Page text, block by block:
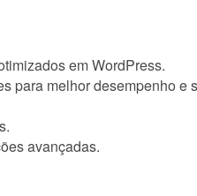
em WordPress.
para melhor desempenho e
avançadas.